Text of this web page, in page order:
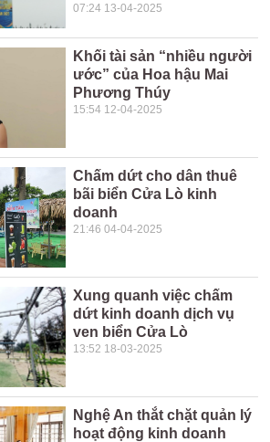
07:24 13-04-2025
Khối tài sản “nhiều người
ước” của Hoa hậu Mai
Phương Thúy
15:54 12-04-2025
Chấm dứt cho dân thuê
bãi biển Cửa Lò kinh
doanh
21:46 04-04-2025
Xung quanh việc chấm
dứt kinh doanh dịch vụ
ven biển Cửa Lò
13:52 18-03-2025
Nghệ An thắt chặt quản lý
hoạt động kinh doanh